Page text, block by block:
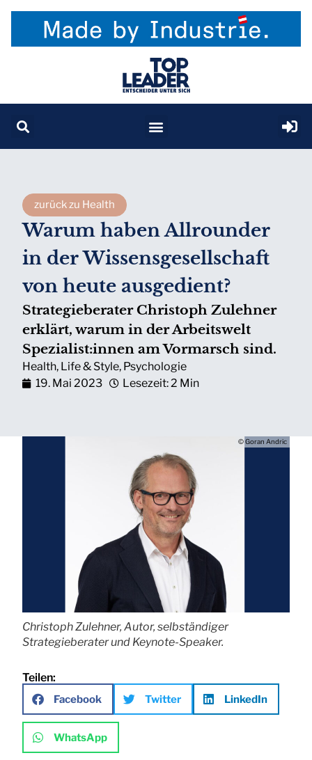
zurück zu Health
Warum haben Allrounder
in der Wissensgesellschaft
von heute ausgedient?
Strategieberater Christoph Zulehner
erklärt, warum in der Arbeitswelt
Spezialist:innen am Vormarsch sind.
Health, Life & Style, Psychologie
19. Mai 2023
Lesezeit: 2 Min
© Goran Andric
Christoph Zulehner, Autor, selbständiger
Strategieberater und Keynote-Speaker.
Teilen:
Facebook Twitter LinkedIn
WhatsApp